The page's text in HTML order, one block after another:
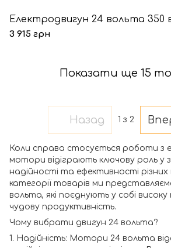
3 915 грн
Показати ще 15
Назад 1 з 2
Коли справа стосується роботи з
мотори відіграють ключову роль у
надійності та ефективності різних
категорії товарів ми
вольта, які поєднують у собі
чудову продуктивність.
Чому вибрати двигун 24 вольта?
1. Надійність: Мотори 24 вольта